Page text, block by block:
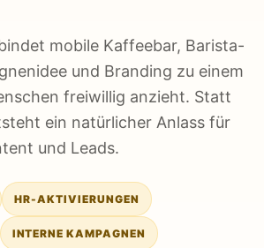
mobile Kaffeebar, Barista-
und Branding zu einem
freiwillig anzieht. Statt
ein natürlicher Anlass für
und Leads.
HR-AKTIVIERUNGEN
INTERNE KAMPAGNEN